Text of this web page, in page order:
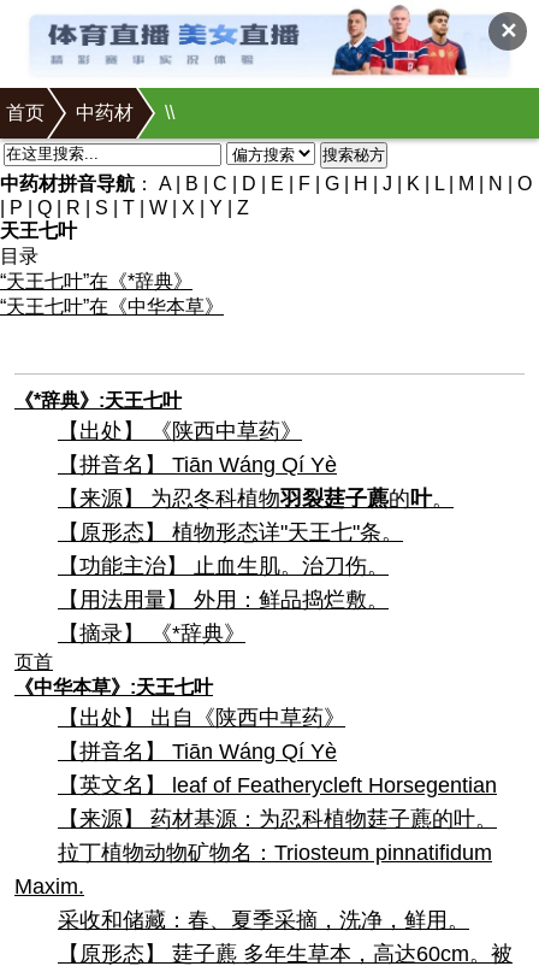
✕
首页 \
中药材 \
搜索秘方
中药材拼音导航 ： A| B C D E F G H J K L M N
O
P Q R S T W X Y
Z
天王七叶
目录
“天王七叶”在《*辞典》
“天王七叶”在《中华本草》
《*辞典》:天王七叶
【出处】 《陕西中草药》
【拼音名】 Tiān Wánɡ Qí Yè
【来源】 为忍冬科植物羽裂莛子藨的 叶。
【原形态】 植物形态详"天王七"条。
【功能主治】 止血生肌。治刀伤。
【用法用量】 外用：鲜品捣烂敷。
【摘录】 《*辞典》
页首
《中华本草》:天王七叶
【出处】 出自《陕西中草药》
【拼音名】 Tiān Wánɡ Qí Yè
【英文名】 leaf of Featherycleft Horsegentian
【来源】 药材基源：为忍科植物莛子藨的叶。
拉丁植物动物矿物名：Triosteum pinnatifidum
Maxim.
采收和储藏：春、夏季采摘，洗净，鲜用。
【原形态】 莛子藨 多年生草本，高达60cm。被